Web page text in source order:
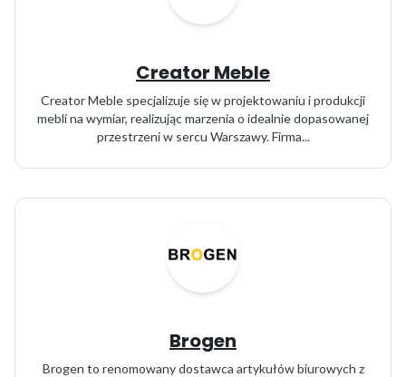
Creator Meble
Creator Meble specjalizuje się w projektowaniu i produkcji
mebli na wymiar, realizując marzenia o idealnie dopasowanej
przestrzeni w sercu Warszawy. Firma...
Brogen
Brogen to renomowany dostawca artykułów biurowych z